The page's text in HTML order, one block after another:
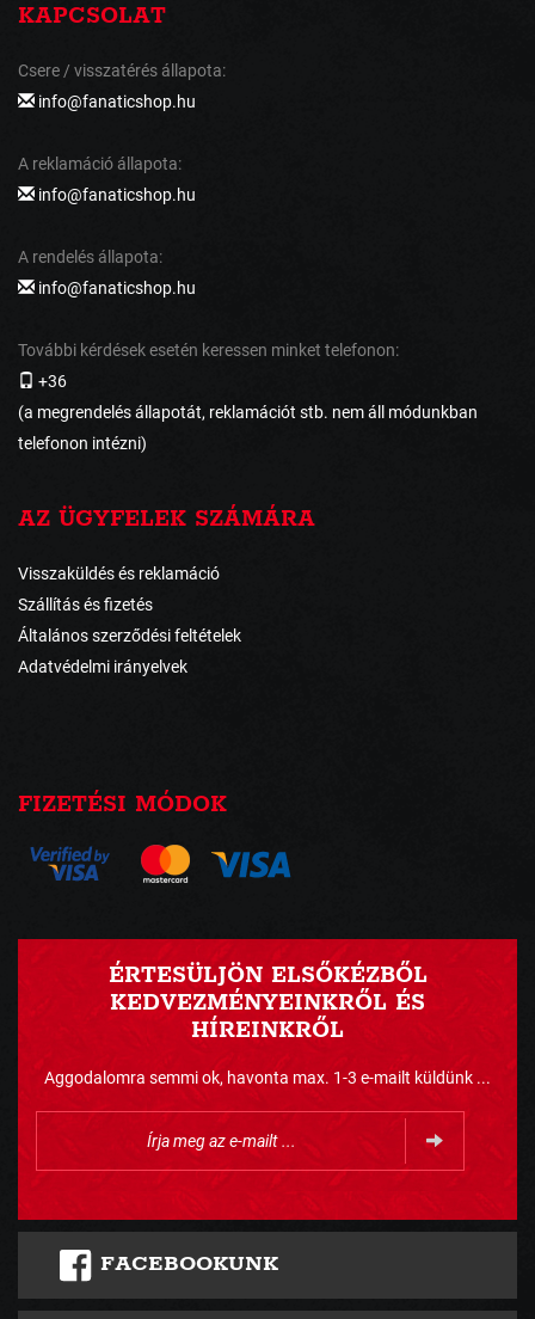
KAPCSOLAT
Csere / visszatérés állapota:
info@fanaticshop.hu
A reklamáció állapota:
info@fanaticshop.hu
A rendelés állapota:
info@fanaticshop.hu
További kérdések esetén keressen minket telefonon:
+36
(a megrendelés állapotát, reklamációt stb. nem áll módunkban
telefonon intézni)
AZ ÜGYFELEK SZÁMÁRA
Visszaküldés és reklamáció
Szállítás és fizetés
Általános szerződési feltételek
Adatvédelmi irányelvek
FIZETÉSI MÓDOK
ÉRTESÜLJÖN ELSŐKÉZBŐL
KEDVEZMÉNYEINKRŐL ÉS
HÍREINKRŐL
Aggodalomra semmi ok, havonta max. 1-3 e-mailt küldünk ...
FACEBOOKUNK